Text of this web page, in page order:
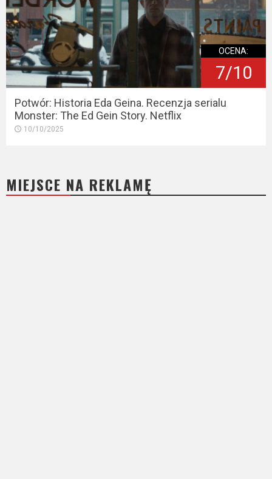
OCENA:
7/10
Potwór: Historia Eda Geina. Recenzja serialu
Monster: The Ed Gein Story. Netflix
10/10/2025
MIEJSCE NA REKLAMĘ